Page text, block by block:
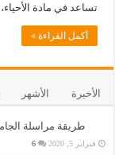
تساعد في مادة
أكمل القراءة »
الأخيرة الأشهر
طريقة مراسلة
فبراير 5, 2020 6